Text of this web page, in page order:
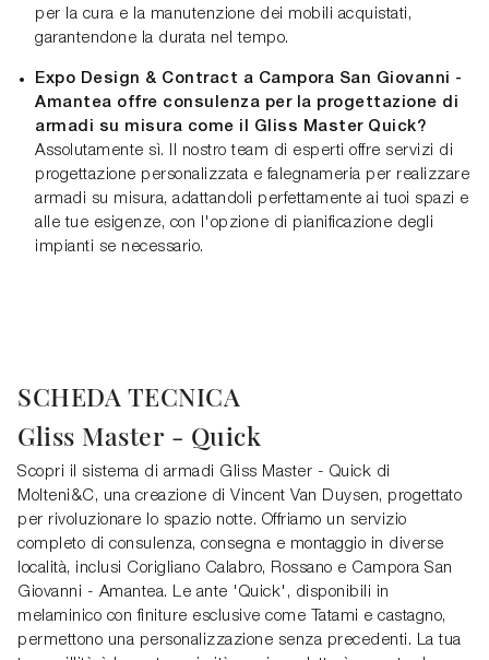
per la cura e la manutenzione dei mobili acquistati,
garantendone la durata nel tempo.
Expo Design & Contract a Campora San Giovanni -
Amantea offre consulenza per la progettazione di
armadi su misura come il Gliss Master Quick?
Assolutamente sì. Il nostro team di esperti offre servizi di
progettazione personalizzata e falegnameria per realizzare
armadi su misura, adattandoli perfettamente ai tuoi spazi e
alle tue esigenze, con l'opzione di pianificazione degli
impianti se necessario.
SCHEDA TECNICA
Gliss Master - Quick
Scopri il sistema di armadi Gliss Master - Quick di
Molteni&C, una creazione di Vincent Van Duysen, progettato
per rivoluzionare lo spazio notte. Offriamo un servizio
completo di consulenza, consegna e montaggio in diverse
località, inclusi Corigliano Calabro, Rossano e Campora San
Giovanni - Amantea. Le ante 'Quick', disponibili in
melaminico con finiture esclusive come Tatami e castagno,
permettono una personalizzazione senza precedenti. La tua